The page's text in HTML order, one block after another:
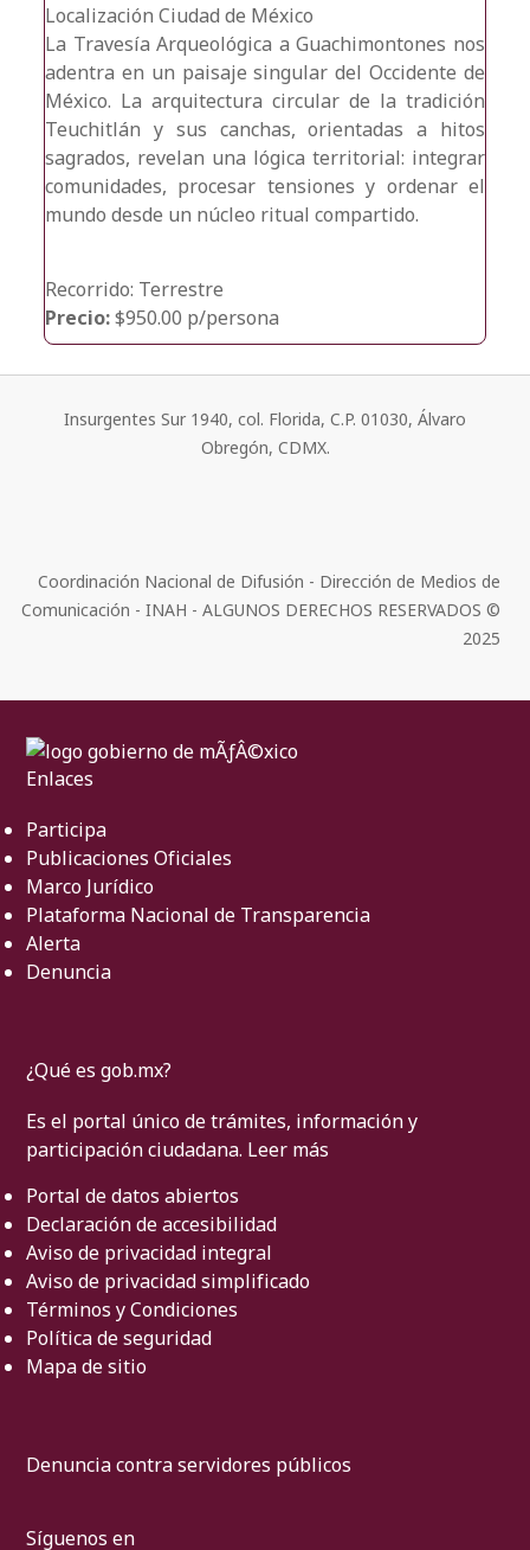
Localización Ciudad de México
La Travesía Arqueológica a Guachimontones nos
adentra en un paisaje singular del Occidente de
México. La arquitectura circular de la tradición
Teuchitlán y sus canchas, orientadas a hitos
sagrados, revelan una lógica territorial: integrar
comunidades, procesar tensiones y ordenar el
mundo desde un núcleo ritual compartido.
Recorrido: Terrestre
Precio:$950.00 p/persona
Insurgentes Sur 1940, col. Florida, C.P. 01030, Álvaro
Obregón, CDMX.
Coordinación Nacional de Difusión - Dirección de Medios de
Comunicación - INAH - ALGUNOS DERECHOS RESERVADOS ©
2025
Enlaces
Participa
Publicaciones Oficiales
Marco Jurídico
Plataforma Nacional de Transparencia
Alerta
Denuncia
¿Qué es gob.mx?
Es el portal único de trámites, información y
participación ciudadana. Leer más
Portal de datos abiertos
Declaración de accesibilidad
Aviso de privacidad integral
Aviso de privacidad simplificado
Términos y Condiciones
Política de seguridad
Mapa de sitio
Denuncia contra servidores públicos
Síguenos en